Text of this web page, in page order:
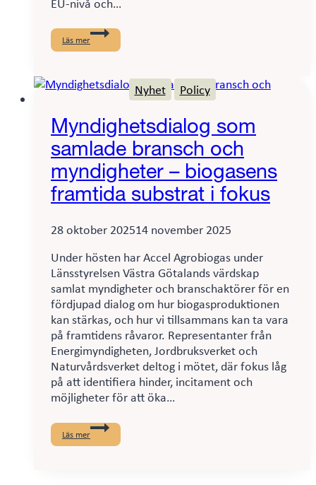
Läs mer
Att
ta
vara
outnyttjade
synergipotentialen
lagstiftningen
kring
biogas
Nyhet Policy
Myndighetsdialog som
samlade bransch och
myndigheter – biogasens
framtida substrat i fokus
28 oktober 202514 november 2025
Under hösten har Accel Agrobiogas under
Länsstyrelsen Västra Götalands värdskap
samlat myndigheter och branschaktörer för en
fördjupad dialog om hur biogasproduktionen
kan stärkas, och hur vi tillsammans kan ta vara
på framtidens råvaror. Representanter från
Energimyndigheten, Jordbruksverket och
Naturvårdsverket deltog i mötet, där fokus låg
på att identifiera hinder, incitament och
möjligheter för att öka…
Läs mer
Myndighetsdialog
som
samlade